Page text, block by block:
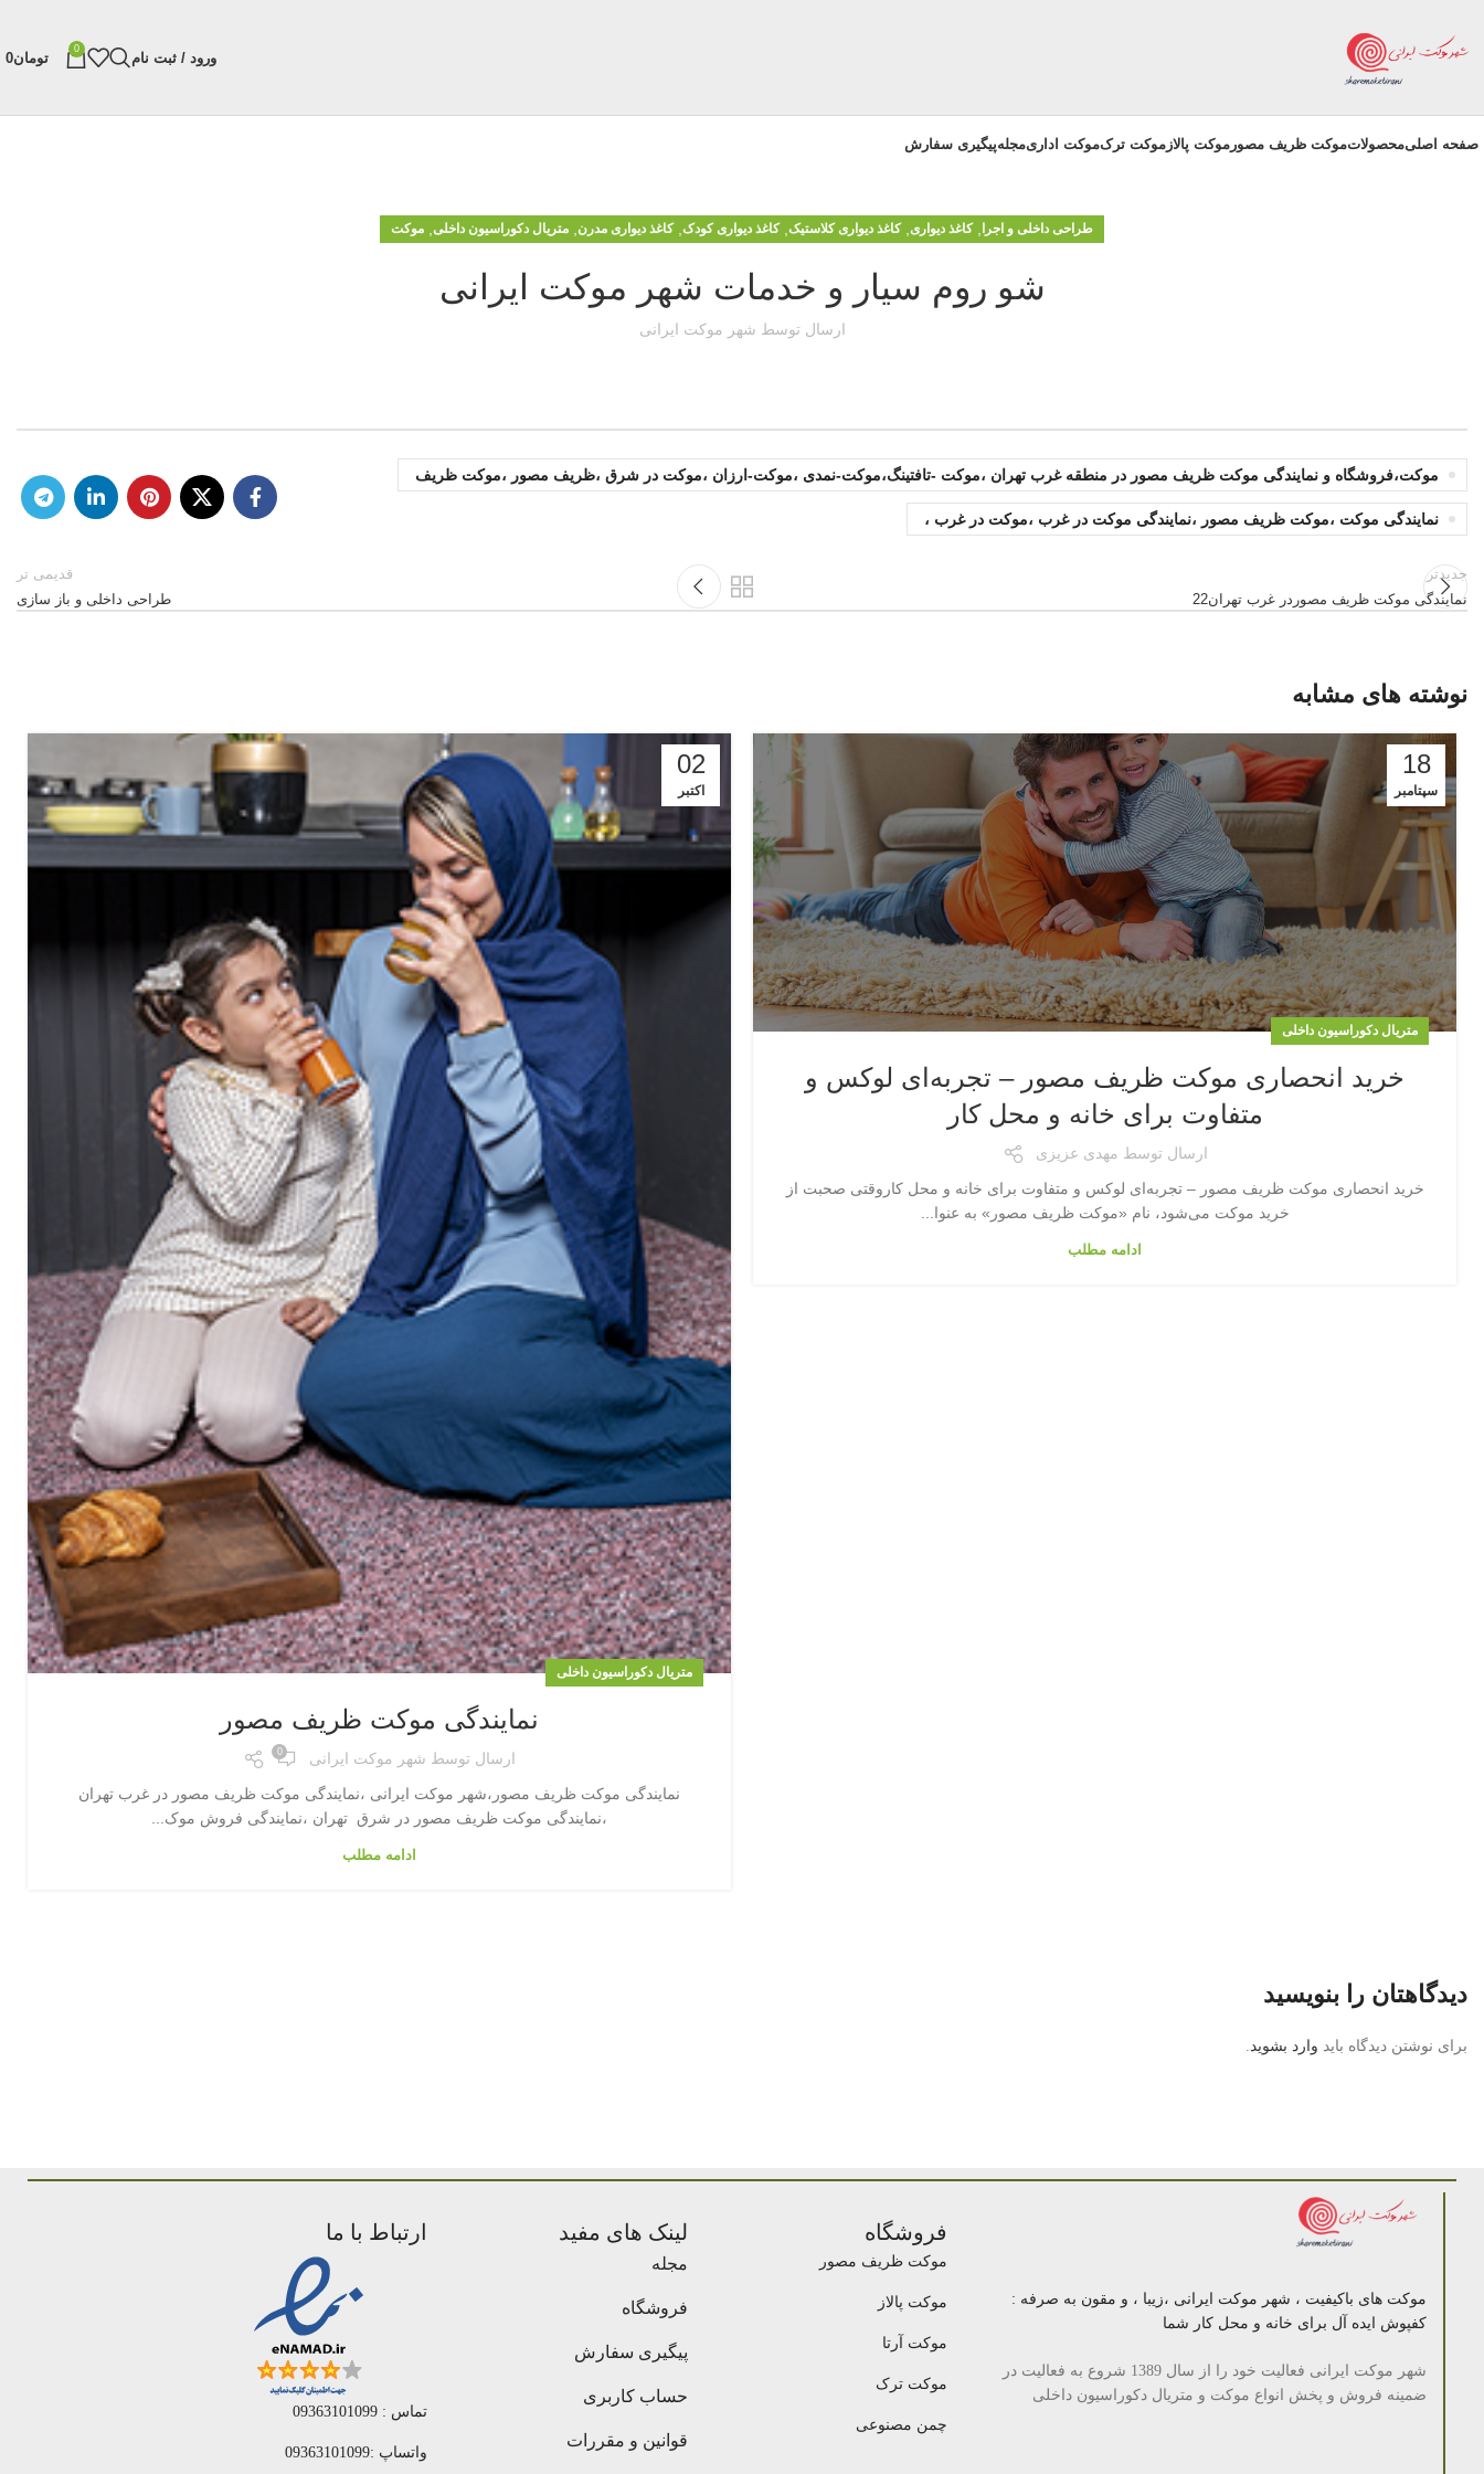
ورود / ثبت نام
0
تومان0
صفحه اصلیمحصولاتموکت ظریف مصور موکت پالاز موکت ترکموکت اداریمجلهپیگیری سفارش
طراحی داخلی و اجرا ,کاغذ دیواری ,کاغذ دیواری کلاستیک ,کاغذ دیواری کودک ,کاغذ دیواری مدرن متریال دکوراسیون داخلی موکت
شو روم سیار و خدمات شهر موکت ایرانی
ارسال توسط شهر موکت ایرانی
موکت،فروشگاه و نمایندگی موکت ظریف مصور در منطقه غرب تهران ،موکت -تافتینگ،موکت-نمدی ،موکت-ارزان ،موکت در شرق ،ظریف مصور ،موکت ظریف
نمایندگی موکت ،موکت ظریف مصور ،نمایندگی موکت در غرب ،موکت در غرب ،
جدیدتر
نمایندگی موکت ظریف مصوردر غرب تهران22
قدیمی تر
طراحی داخلی و باز سازی
نوشته های مشابه
18
سپتامبر
متریال دکوراسیون داخلی
خرید انحصاری موکت ظریف مصور – تجربه‌ای لوکس و
متفاوت برای خانه و محل کار
ارسال توسط
مهدی عزیزی
خرید انحصاری موکت ظریف مصور – تجربه‌ای لوکس و متفاوت برای خانه و محل کاروقتی صحبت از
خرید موکت می‌شود، نام «موکت ظریف مصور» به عنوا...
ادامه مطلب
02
اکتبر
متریال دکوراسیون داخلی
نمایندگی موکت ظریف مصور
ارسال توسط شهر موکت ایرانی 0
نمایندگی موکت ظریف مصور،شهر موکت ایرانی ،نمایندگی موکت ظریف مصور در غرب تهران
،نمایندگی موکت ظریف مصور در شرق تهران ،نمایندگی فروش موک...
ادامه مطلب
دیدگاهتان را بنویسید
برای نوشتن دیدگاه باید وارد بشوید
موکت های باکیفیت ، شهر موکت ایرانی ،زیبا ، و مقون به صرفه :
کفپوش ایده آل برای خانه و محل کار شما
شهر موکت ایرانی فعالیت خود را از سال 1389 شروع به فعالیت در
ضمینه فروش و پخش انواع موکت و متریال دکوراسیون داخلی
فروشگاه
موکت ظریف مصور
موکت پالاز
موکت آرتا
موکت ترک
چمن مصنوعی
لینک های مفید
مجله
فروشگاه
پیگیری سفارش
حساب کاربری
قوانین و مقررات
ارتباط با ما
تماس : 09363101099
واتساپ :09363101099